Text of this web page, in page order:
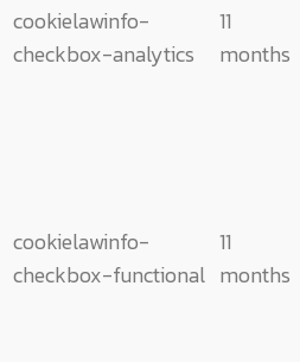
cookielawinfo-
checkbox-analytics
11
months
cookielawinfo-
checkbox-functional
11
months